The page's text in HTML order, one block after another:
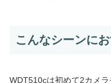
こんなシーンに
WDT510cは初めて2カメ